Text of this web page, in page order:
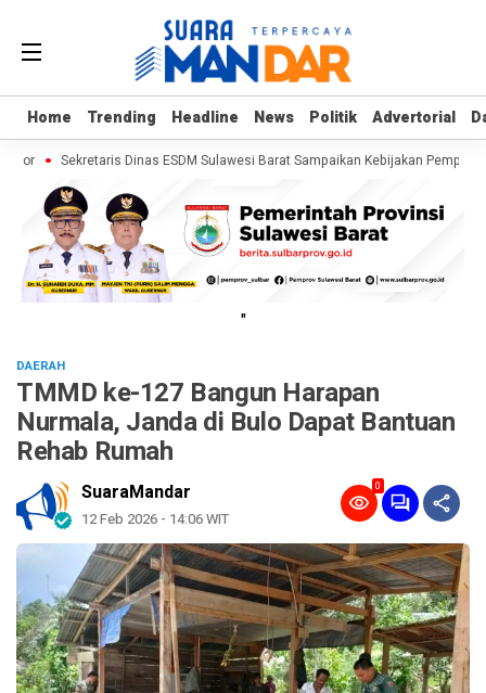
Home Trending Headline News Politik Advertorial
Home Trending Headline News Politik Advertorial
Sekretaris Dinas ESDM Sulawesi Barat Sampaikan Kebijakan Pemprov
"
DAERAH
TMMD ke-127 Bangun Harapan
Nurmala, Janda di Bulo Dapat Bantuan
Rehab Rumah
SuaraMandar
12 Feb 2026 - 14:06 WIT
0